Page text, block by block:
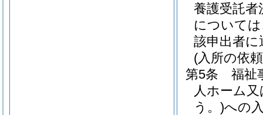
養護受託者
について
該申出者
(入所の依
第5条
福祉
人ホーム
う。)への